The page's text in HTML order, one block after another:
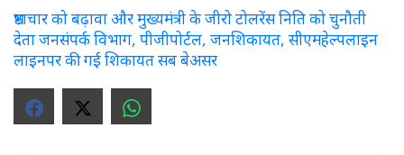
भ्रष्टाचार को बढ़ावा और मुख्यमंत्री के जीरो टोलरेंस निति को चुनौती
देता जनसंपर्क विभाग, पीजीपोर्टल, जनशिकायत, सीएमहेल्पलाइन
लाइनपर की गई शिकायत सब बेअसर